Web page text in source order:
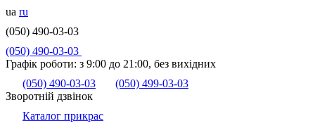
ua ru
(050) 490-03-03
(050) 490-03-03
Графік роботи: з 9:00 до 21:00, без вихідних
(050) 490-03-03
(050) 499-03-03
Зворотній дзвінок
Каталог прикрас